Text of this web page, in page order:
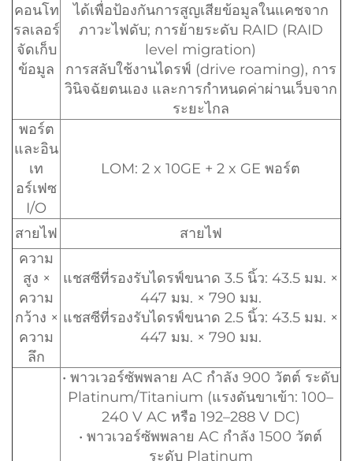
คอนโท
รลเลอร์
จัดเก็บ
ข้อมูล
ได้เพื่อป้องกันการสูญเสียข้อมูลในแคชจาก
ภาวะไฟดับ; การย้ายระดับ RAID (RAID
level migration)
การสลับใช้งานไดรฟ์ (drive roaming), การ
วินิจฉัยตนเอง และการกำหนดค่าผ่านเว็บจาก
ระยะไกล
พอร์ต
และอิน
เท
อร์เฟซ
I/O
LOM: 2 x 10GE + 2 x GE พอร์ต
สายไฟ
สายไฟ
ความ
สูง ×
ความ
กว้าง ×
ความ
ลึก
แชสซีที่รองรับไดรฟ์ขนาด 3.5 นิ้ว: 43.5 มม. ×
447 มม. × 790 มม.
แชสซีที่รองรับไดรฟ์ขนาด 2.5 นิ้ว: 43.5 มม. ×
447 มม. × 790 มม.
• พาวเวอร์ซัพพลาย AC กำลัง 900 วัตต์ ระดับ
Platinum/Titanium (แรงดันขาเข้า: 100–
240 V AC หรือ 192–288 V DC)
• พาวเวอร์ซัพพลาย AC กำลัง 1500 วัตต์
ระดับ Platinum